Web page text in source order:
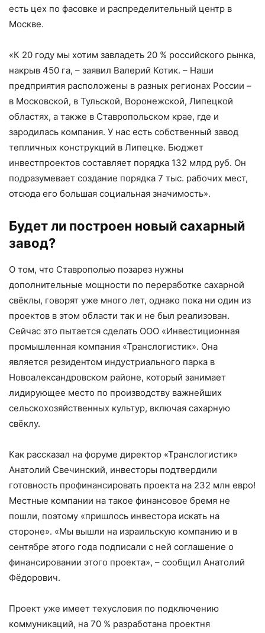
есть цех по фасовке и распределительный центр в
Москве.
«К 20 году мы хотим завладеть 20 % российского рынка,
накрыв 450 га, – заявил Валерий Котик. – Наши
предприятия расположены в разных регионах России –
в Московской, в Тульской, Воронежской, Липецкой
областях, а также в Ставропольском крае, где и
зародилась компания. У нас есть собственный завод
тепличных конструкций в Липецке. Бюджет
инвестпроектов составляет порядка 132 млрд руб. Он
подразумевает создание порядка 7 тыс. рабочих мест,
отсюда его большая социальная значимость».
Будет ли построен новый сахарный
завод?
О том, что Ставрополью позарез нужны
дополнительные мощности по переработке сахарной
свёклы, говорят уже много лет, однако пока ни один из
проектов в этом области так и не был реализован.
Сейчас это пытается сделать ООО «Инвестиционная
промышленная компания «Транслогистик». Она
является резидентом индустриального парка в
Новоалександровском районе, который занимает
лидирующее место по производству важнейших
сельскохозяйственных культур, включая сахарную
свёклу.
Как рассказал на форуме директор «Транслогистик»
Анатолий Свечинский, инвесторы подтвердили
готовность профинансировать проекта на 232 млн евро!
Местные компании на такое финансовое бремя не
пошли, поэтому «пришлось инвестора искать на
стороне». «Мы вышли на израильскую компанию и в
сентябре этого года подписали с ней соглашение о
финансировании этого проекта», – сообщил Анатолий
Фёдорович.
Проект уже имеет техусловия по подключению
коммуникаций, на 70 % разработана проектня